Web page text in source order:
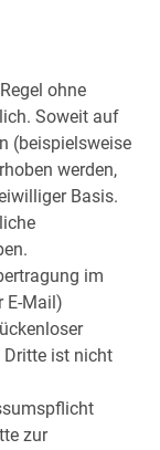
ohne
Soweit auf
(beispielsweise
werden,
Basis.
im
E-Mail)
ist nicht
zur